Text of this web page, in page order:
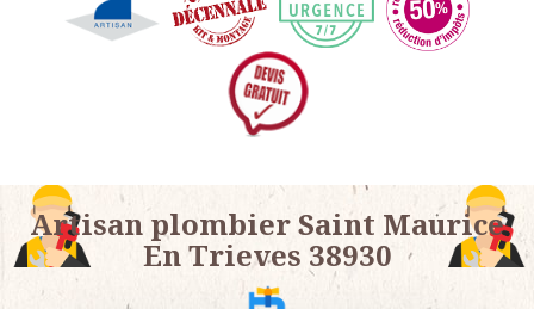
Artisan plombier Saint Maurice
En Trieves 38930